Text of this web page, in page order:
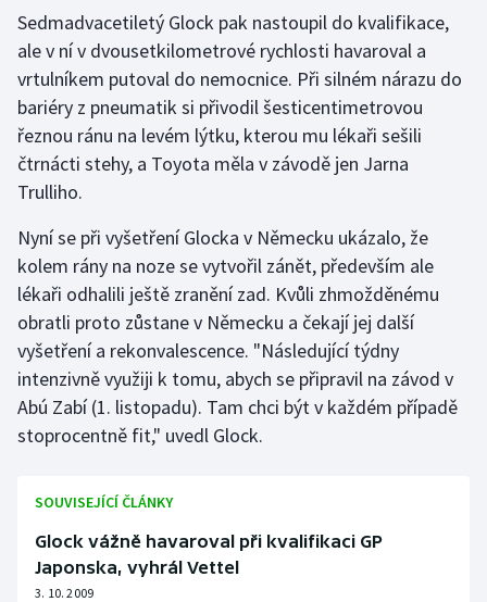
Golf
Gymnastika
Házená
Jezdectví
Krasobruslení
Lezení
Lyže a snowboard
Moderní pětiboj
Olympijské hry
Parasport
Sedmadvacetiletý Glock pak nastoupil do kvalifikace,
ale v ní v dvousetkilometrové rychlosti havaroval a
vrtulníkem putoval do nemocnice. Při silném nárazu do
bariéry z pneumatik si přivodil šesticentimetrovou
řeznou ránu na levém lýtku, kterou mu lékaři sešili
čtrnácti stehy, a Toyota měla v závodě jen Jarna
Trulliho.
Nyní se při vyšetření Glocka v Německu ukázalo, že
kolem rány na noze se vytvořil zánět, především ale
lékaři odhalili ještě zranění zad. Kvůli zhmožděnému
obratli proto zůstane v Německu a čekají jej další
vyšetření a rekonvalescence. "Následující týdny
intenzivně využiji k tomu, abych se připravil na závod v
Abú Zabí (1. listopadu). Tam chci být v každém případě
stoprocentně fit," uvedl Glock.
SOUVISEJÍCÍ ČLÁNKY
Glock vážně havaroval při kvalifikaci GP
Japonska, vyhrál Vettel
3. 10. 2009